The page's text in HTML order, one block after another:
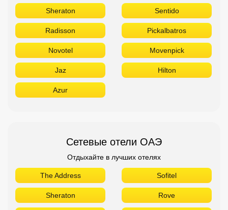
Sheraton Sentido
Radisson Pickalbatros
Novotel Movenpick
Jaz Hilton
Azur
Сетевые отели ОАЭ
Отдыхайте в лучших отелях
The Address Sofitel
Sheraton Rove